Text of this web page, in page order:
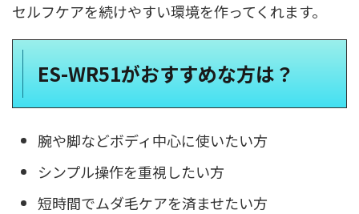
セルフケアを続けやすい環境を作ってくれます。
ES-WR51がおすすめな方は？
腕や脚などボディ中心に使いたい方
シンプル操作を重視したい方
短時間でムダ毛ケアを済ませたい方